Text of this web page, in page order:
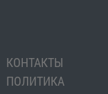
КОНТАКТЫ
ПОЛИТИКА